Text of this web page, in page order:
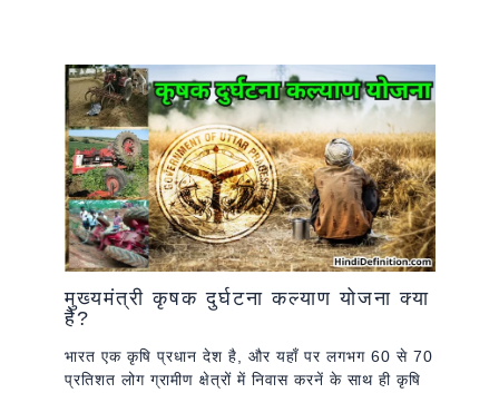
मुख्यमंत्री कृषक दुर्घटना कल्याण योजना क्या
है?
भारत एक कृषि प्रधान देश है, और यहाँ पर लगभग 60 से 70
प्रतिशत लोग ग्रामीण क्षेत्रों में निवास करनें के साथ ही कृषि